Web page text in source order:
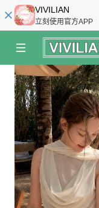
VIVILIAN
立刻使用官方APP